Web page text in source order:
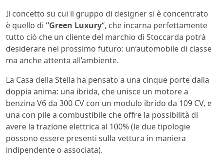
Il concetto su cui il gruppo di designer si è concentrato
è quello di “Green Luxury“, che incarna perfettamente
tutto ciò che un cliente del marchio di Stoccarda potrà
desiderare nel prossimo futuro: un’automobile di classe
ma anche attenta all’ambiente.
La Casa della Stella ha pensato a una cinque porte dalla
doppia anima: una ibrida, che unisce un motore a
benzina V6 da 300 CV con un modulo ibrido da 109 CV, e
una con pile a combustibile che offre la possibilità di
avere la trazione elettrica al 100% (le due tipologie
possono essere presenti sulla vettura in maniera
indipendente o associata).